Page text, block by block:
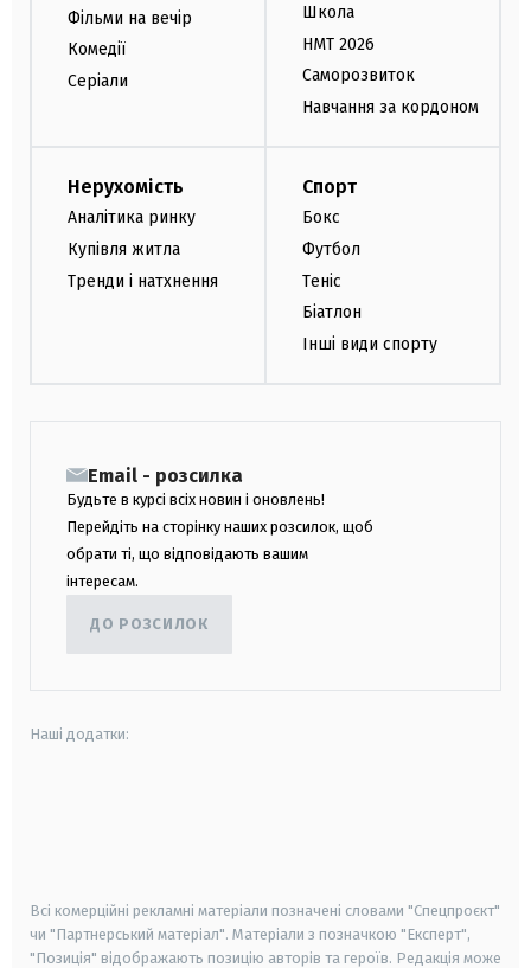
Фільми на вечір
Комедії
Серіали
Школа
НМТ 2026
Саморозвиток
Навчання за кордоном
Нерухомість
Аналітика ринку
Купівля житла
Тренди і натхнення
Спорт
Бокс
Футбол
Теніс
Біатлон
Інші види спорту
Email - розсилка
Будьте в курсі всіх новин і оновлень!
Перейдіть на сторінку наших розсилок, щоб
обрати ті, що відповідають вашим
інтересам.
ДО РОЗСИЛОК
Наші додатки:
Всі комерційні рекламні матеріали позначені словами "Спецпроєкт"
чи "Партнерський матеріал". Матеріали з позначкою "Експерт",
"Позиція" відображають позицію авторів та героїв. Редакція може